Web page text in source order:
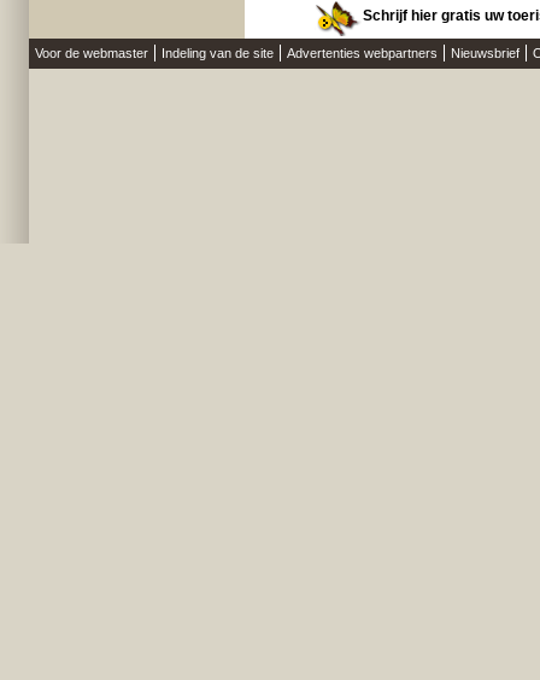
Schrijf hier gratis uw
Voor de webmaster Indeling van de site Advertenties webpartners Nieuwsbrief